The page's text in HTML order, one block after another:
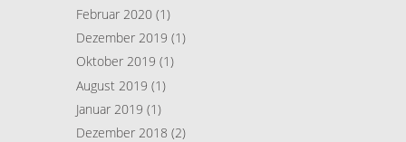
Februar 2020 (1)
Dezember 2019 (1)
Oktober 2019 (1)
August 2019 (1)
Januar 2019 (1)
Dezember 2018 (2)